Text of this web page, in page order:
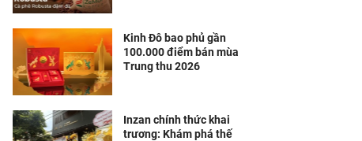
Kinh Đô bao phủ gần
100.000 điểm bán mùa
Trung thu 2026
Inzan chính thức khai
trương: Khám phá thế